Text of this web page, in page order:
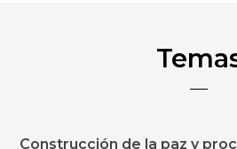
Construcción de la paz y